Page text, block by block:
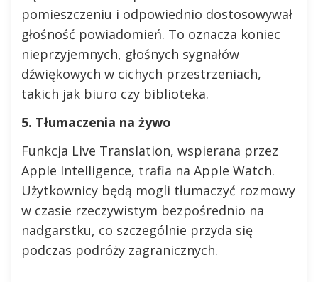
pomieszczeniu i odpowiednio dostosowywał
głośność powiadomień. To oznacza koniec
nieprzyjemnych, głośnych sygnałów
dźwiękowych w cichych przestrzeniach,
takich jak biuro czy biblioteka.
5. Tłumaczenia na żywo
Funkcja Live Translation, wspierana przez
Apple Intelligence, trafia na Apple Watch.
Użytkownicy będą mogli tłumaczyć rozmowy
w czasie rzeczywistym bezpośrednio na
nadgarstku, co szczególnie przyda się
podczas podróży zagranicznych.